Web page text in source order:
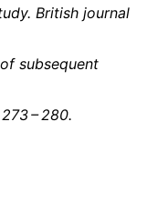
British journal
subsequent
– 280.